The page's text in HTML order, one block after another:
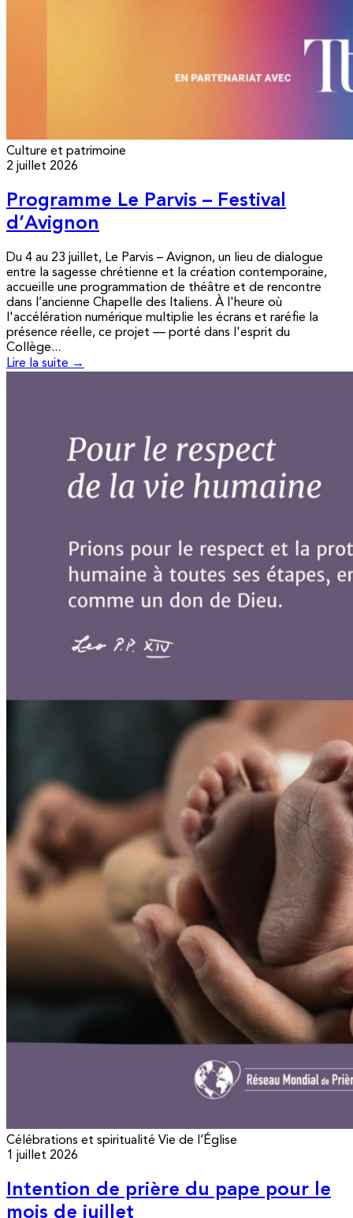
Culture et patrimoine
2 juillet 2026
Programme Le Parvis – Festival
d’Avignon
Du 4 au 23 juillet, Le Parvis – Avignon, un lieu de dialogue
entre la sagesse chrétienne et la création contemporaine,
accueille une programmation de théâtre et de rencontre
dans l’ancienne Chapelle des Italiens. À l'heure où
l'accélération numérique multiplie les écrans et raréfie la
présence réelle, ce projet — porté dans l'esprit du
Collège...
Lire la suite →
Célébrations et spiritualité Vie de l’Église
1 juillet 2026
Intention de prière du pape pour le
mois de juillet